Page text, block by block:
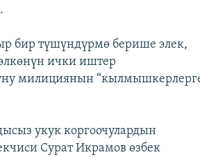
бир түшүндүрмө берише элек,
ички иштер
милициянын
укук коргоочулардын
Сурат Икрамов өзбек